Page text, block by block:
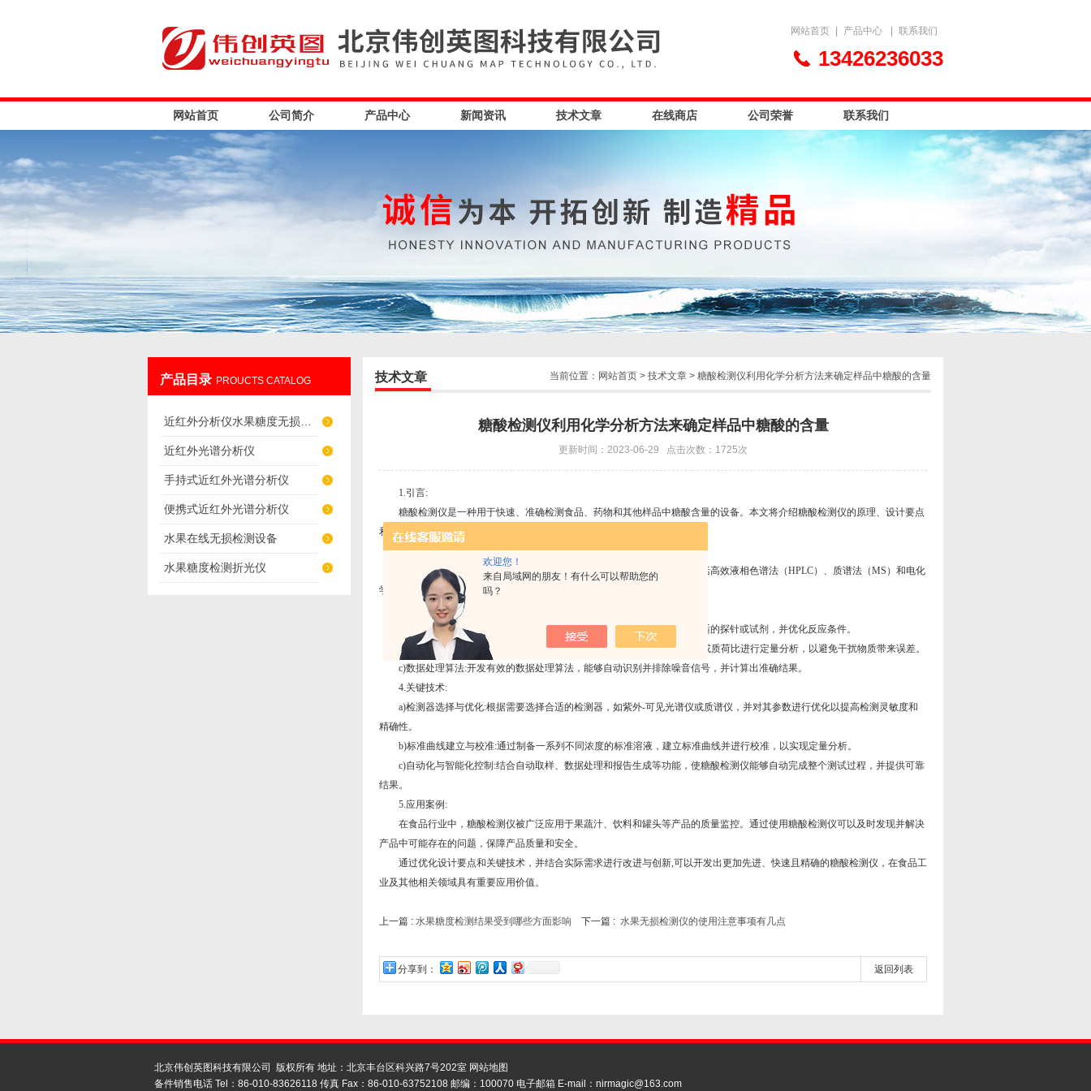
欢迎您！
来自局域网的朋友！有什么可以帮助您的
吗？
网站首页 产品中心 联系我们
13426236033
网站首页 公司简介 产品中心 新闻资讯 技术文章 在线商店 公司荣誉 联系我们
产品目录 PROUCTS CATALOG
近红外光谱分析仪
手持式近红外光谱分析仪
便携式近红外光谱分析仪
水果在线无损检测设备
水果糖度检测折光仪
当前位置： 网站首页 > 技术文章 > 糖酸检测仪利用化学分析方法来确定样品中糖酸的含量
技术文章
糖酸检测仪利用化学分析方法来确定样品中糖酸的含量
更新时间：2023-06-29 点击次数：1725次
1.引言:
糖酸检测仪是一种用于快速、准确检测食品、药物和其他样品中糖酸含量的设备。本文将介绍糖酸检测仪的原理、设计要点
和关键技术。
2.工作原理:
糖酸检测仪利用化学分析方法来确定样品中糖酸的含量。常见的方法包括高效液相色谱法（HPLC）、质谱法（MS）和电化
学方法等。
3.设计要点:
a)检测灵敏度:为了提高糖酸检测仪对低含量糖酸的敏感性，需要选取合适的探针或试剂，并优化反应条件。
b)选择合适的波长或质荷比:根据目标糖酸分子结构特征，选择适当波长或质荷比进行定量分析，以避免干扰物质带来误差。
c)数据处理算法:开发有效的数据处理算法，能够自动识别并排除噪音信号，并计算出准确结果。
4.关键技术:
a)检测器选择与优化:根据需要选择合适的检测器，如紫外-可见光谱仪或质谱仪，并对其参数进行优化以提高检测灵敏度和
精确性。
b)标准曲线建立与校准:通过制备一系列不同浓度的标准溶液，建立标准曲线并进行校准，以实现定量分析。
c)自动化与智能化控制:结合自动取样、数据处理和报告生成等功能，使糖酸检测仪能够自动完成整个测试过程，并提供可靠
结果。
5.应用案例:
在食品行业中，糖酸检测仪被广泛应用于果蔬汁、饮料和罐头等产品的质量监控。通过使用糖酸检测仪可以及时发现并解决
产品中可能存在的问题，保障产品质量和安全。
通过优化设计要点和关键技术，并结合实际需求进行改进与创新,可以开发出更加先进、快速且精确的糖酸检测仪，在食品工
业及其他相关领域具有重要应用价值。
上一篇 : 水果糖度检测结果受到哪些方面影响 下一篇 : 水果无损检测仪的使用注意事项有几点
分享到： 返回列表
北京伟创英图科技有限公司 版权所有 地址：北京丰台区科兴路7号202室 网站地图
备件销售电话 Tel：86-010-83626118 传真 Fax：86-010-63752108 邮编：100070 电子邮箱 E-mail： nirmagic@163.com